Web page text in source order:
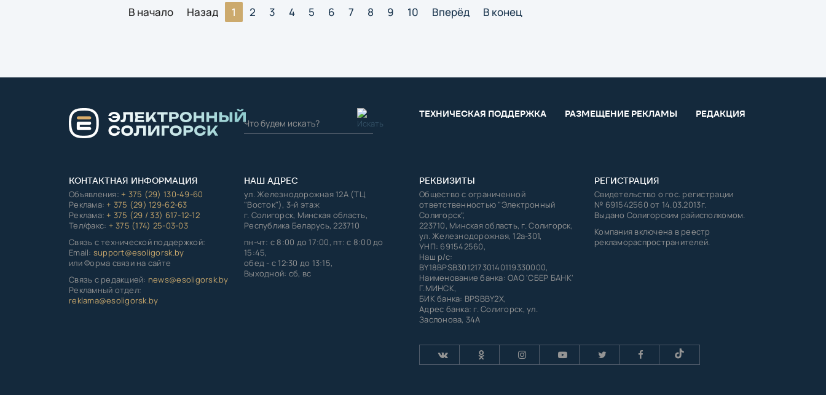
В начало Назад 1 2 3 4 5 6 7 8 9 10 Вперёд В конец
ТЕХНИЧЕСКАЯ ПОДДЕРЖКА РАЗМЕЩЕНИЕ РЕКЛАМЫ РЕДАКЦИЯ
КОНТАКТНАЯ ИНФОРМАЦИЯ
Объявления:+ 375 (29) 130-49-60
Реклама:+ 375 (29) 129-62-63
Реклама:+ 375 (29 / 33) 617-12-12
Тел/факс: + 375 (174) 25-03-03
Связь с технической поддержкой:
Email: support@esoligorsk.by
или Форма связи на сайте
Связь с редакцией: news@esoligorsk.by
Рекламный отдел:
reklama@esoligorsk.by
НАШ АДРЕС
ул. Железнодорожная 12А (ТЦ
"Восток"), 3-й этаж
г. Солигорск, Минская область,
Республика Беларусь, 223710
пн-чт: с 8:00 до 17:00, пт: с 8:00 до
15:45,
обед - с 12:30 до 13:15,
Выходной: сб, вс
РЕКВИЗИТЫ
Общество с ограниченной
ответственностью "Электронный
Солигорск",
223710, Минская область, г. Солигорск,
ул. Железнодорожная, 12а-301,
УНП: 691542560,
Наш р/с:
BY18BPSB30121730140119330000,
Наименование банка: ОАО 'СБЕР БАНК'
Г.МИНСК,
БИК банка: BPSBBY2X,
Адрес банка: г. Солигорск, ул.
Заслонова, 34А
РЕГИСТРАЦИЯ
Свидетельство о гос. регистрации
№ 691542560 от 14.03.2013г.
Выдано Солигорским райисполкомом.
Компания включена в реестр
рекламораспространителей.